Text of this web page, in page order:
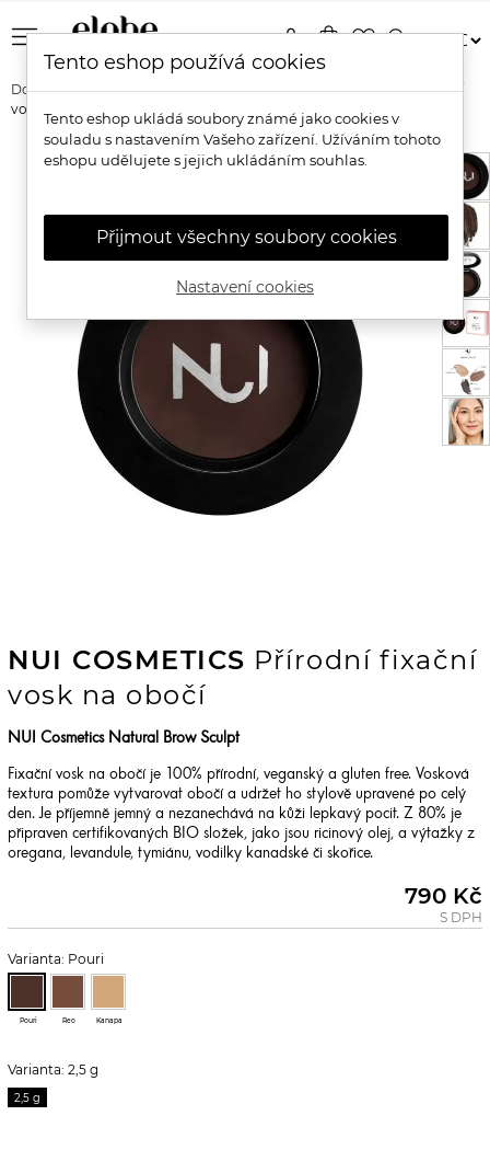
menu shopping_bagfavorite_bordersearch
person
Domů Značky NUI Cosmetics
Nui Cosmetics Přírodní fixační
vosk na obočí
NUI COSMETICS Přírodní fixační
vosk na obočí
NUI Cosmetics Natural Brow Sculpt
Fixační vosk na obočí je 100% přírodní, veganský a gluten free. Vosková
textura pomůže vytvarovat obočí a udržet ho stylově upravené po celý
den. Je příjemně jemný a nezanechává na kůži lepkavý pocit. Z 80% je
připraven certifikovaných BIO složek, jako jsou ricinový olej, a výtažky z
oregana, levandule, tymiánu, vodilky kanadské či skořice.
790 Kč
S DPH
Varianta: Pouri
Pouri Reo Kanapa
Varianta: 2,5 g
2,5 g
Tento eshop používá cookies
Tento eshop ukládá soubory známé jako cookies v
souladu s nastavením Vašeho zařízení. Užíváním tohoto
eshopu udělujete s jejich ukládáním souhlas.
Přijmout všechny soubory cookies
Nastavení cookies